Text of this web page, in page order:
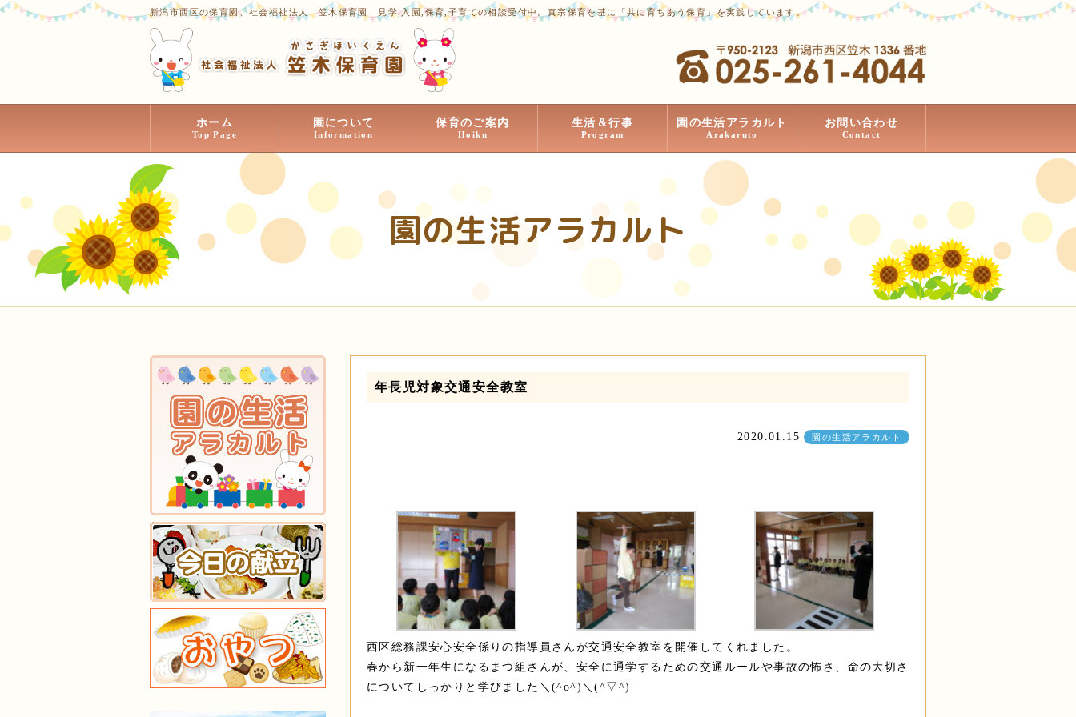
新潟市西区の保育園、社会福祉法人 笠木保育園 見学,入園,保育,子育ての相談受付中。真宗保育を基に「共に育ちあう保育」を実践しています。
ホーム
Top Page
園について
Information
保育のご案内
Hoiku
生活＆行事
Program
園の生活アラカルト
Arakaruto
お問い合わせ
Contact
園の生活アラカルト
年長児対象交通安全教室
2020.01.15 園の生活アラカルト
西区総務課安心安全係りの指導員さんが交通安全教室を開催してくれました。
春から新一年生になるまつ組さんが、安全に通学するための交通ルールや事故の怖さ、命の大切さ
についてしっかりと学びました＼(^o^)＼(^▽^)